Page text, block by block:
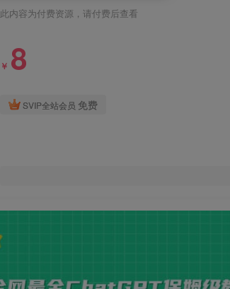
此内容为付费资源，请付费后查看
￥ 8
SVIP全站会员 免费